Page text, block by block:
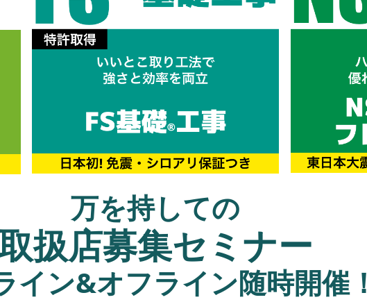
万を持しての
扱店募集セミナー
イン&オフライン随時開催！